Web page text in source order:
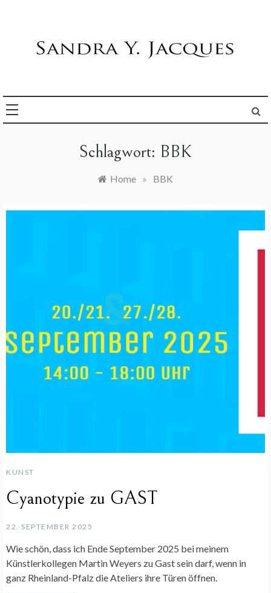
Schlagwort: BBK
Home » BBK
KUNST
Cyanotypie zu GAST
22. SEPTEMBER 2025
Wie schön, dass ich Ende September 2025 bei meinem
Künstlerkollegen Martin Weyers zu Gast sein darf, wenn in
ganz Rheinland-Pfalz die Ateliers ihre Türen öffnen.